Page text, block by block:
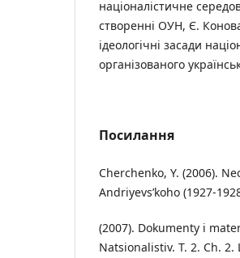
націоналістичне
створенні ОУН, Є.
ідеологічні засади
організованого
Посилання
Cherchenko, Y. (2006).
Andriyevs’koho (1927-
(2007). Dokumenty i
Natsionalistiv. T. 2. Ch. 2.